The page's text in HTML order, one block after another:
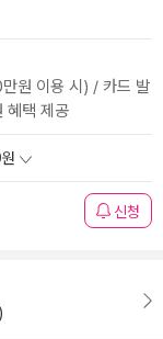
원 이용 시) / 카드 발
혜택 제공
신청